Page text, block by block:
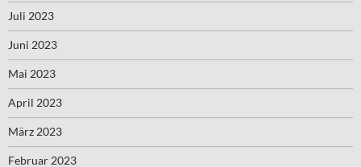
Juli 2023
Juni 2023
Mai 2023
April 2023
März 2023
Februar 2023